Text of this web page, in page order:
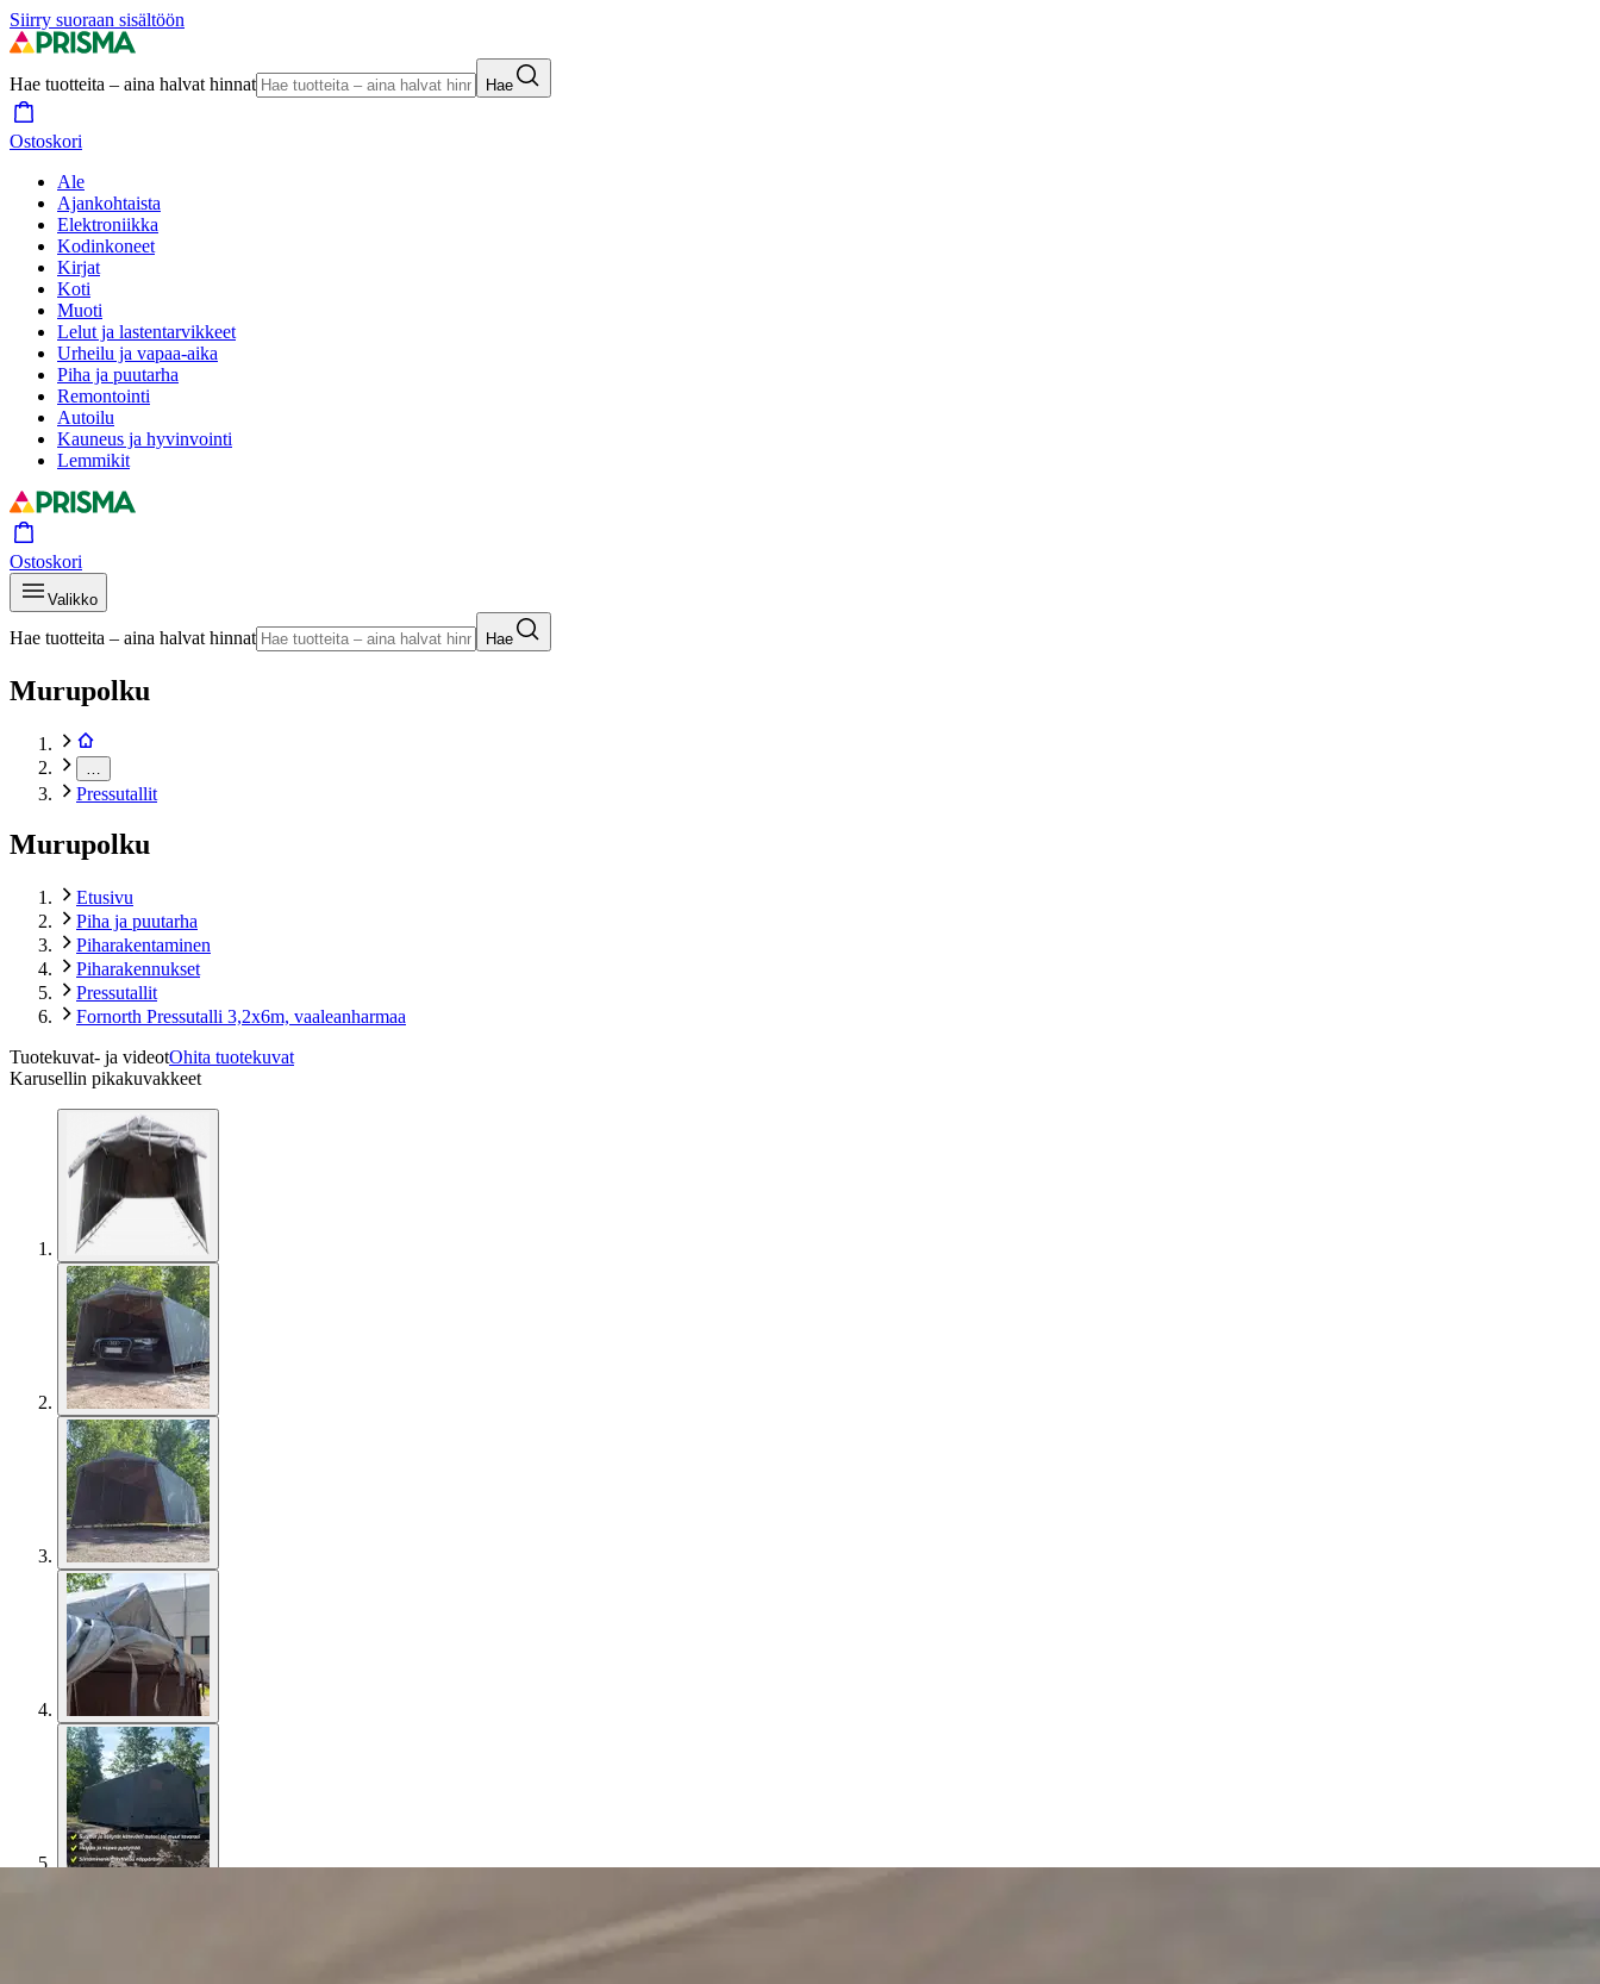
Siirry suoraan sisältöön
Hae tuotteita – aina halvat hinnat Hae
Ostoskori
Ale
Ajankohtaista
Elektroniikka
Kodinkoneet
Kirjat
Koti
Muoti
Lelut ja lastentarvikkeet
Urheilu ja vapaa-aika
Piha ja puutarha
Remontointi
Autoilu
Kauneus ja hyvinvointi
Lemmikit
Ostoskori
Valikko
Hae tuotteita – aina halvat hinnat Hae
Murupolku
Pressutallit
Murupolku
Etusivu
Piha ja puutarha
Piharakentaminen
Piharakennukset
Pressutallit
Fornorth Pressutalli 3,2x6m, vaaleanharmaa
Tuotekuvat- ja videotOhita tuotekuvat
Karusellin pikakuvakkeet